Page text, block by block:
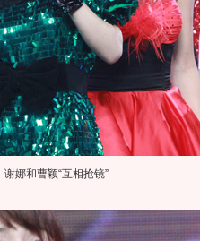
谢娜和曹颖“互相抢镜”